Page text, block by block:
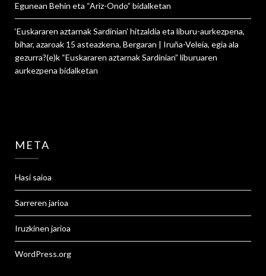
Egunean Behin eta “Ariz-Ondo” bidalketan
‘Euskararen aztarnak Sardinian’ hitzaldia eta liburu-aurkezpena,
bihar, azaroak 15 asteazkena, Bergaran | Iruña-Veleia, egia ala
gezurra?(e)k “Euskararen aztarnak Sardinian” liburuaren
aurkezpena bidalketan
META
Hasi saioa
Sarreren jarioa
Iruzkinen jarioa
WordPress.org